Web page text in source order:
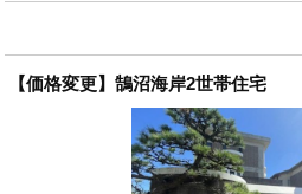
【価格変更】鵠沼海岸2世帯住宅